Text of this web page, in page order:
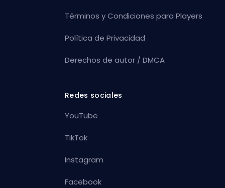
Términos y Condiciones para Players
Política de Privacidad
Derechos de autor / DMCA
Redes sociales
YouTube
TikTok
Instagram
Facebook